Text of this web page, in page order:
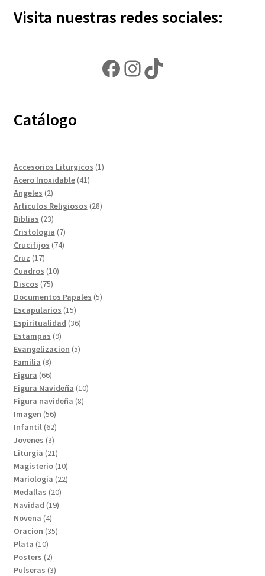
Visita nuestras redes sociales:
Facebook
Instagram
TikTok
Catálogo
Accesorios Liturgicos 11
Acero Inoxidable 4141
Angeles 22
productos
Articulos Religiosos 2828
Biblias 2323
productos
Cristologia 77
productos
Crucifijos 7474
Cruz 1717
productos
Cuadros 1010
Discos 7575
productos
Documentos Papales 55
Escapularios 1515
productos
Espiritualidad 3636
Estampas 99
productos
Evangelizacion 55
Familia 88
productos
Figura 6666
productos
Figura Navideña 1010
Figura navideña 88
Imagen 5656
productos
Infantil 6262
productos
Jovenes 33
productos
Liturgia 2121
productos
Magisterio 1010
productos
Mariologia 2222
Medallas 2020
productos
Navidad 1919
Novena 44
productos
Oracion 3535
Plata 1010
productos
Posters 22
productos
Pulseras 33